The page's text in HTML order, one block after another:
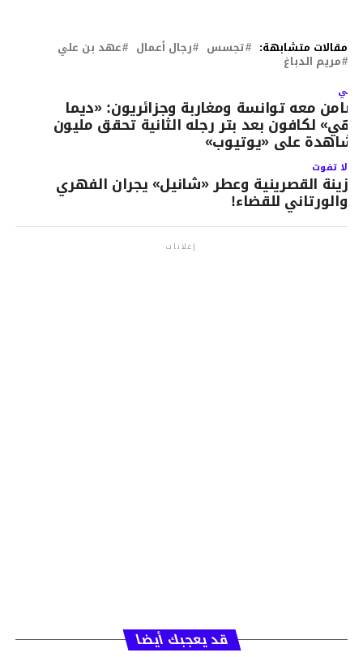
مقالات متشابهة: تجسس رجال أعمال عهد بن علي
مريم الدباغ
معه توانسة ومغاربة وجزائريون: «ديما
لكافون بعد بتر رجله الثانية تحقق مليون
على «يوتيوب»
لا تفوت
زينة القصرينية وعطر «شانيل» يجران الفهري
والورتاني للقضاء!
إعلانات
قد يعجبك أيضا